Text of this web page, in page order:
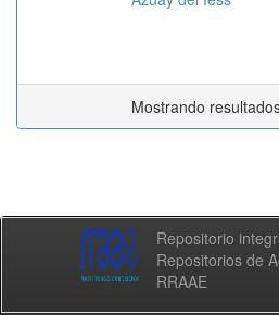
Mostrando
Repositorio
Repositorios de
RRAAE